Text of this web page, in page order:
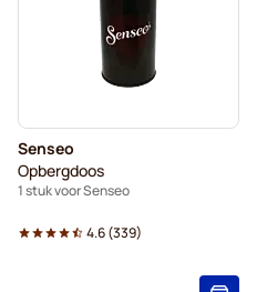
Senseo
Opbergdoos
1 stuk voor Senseo
4.6(339)